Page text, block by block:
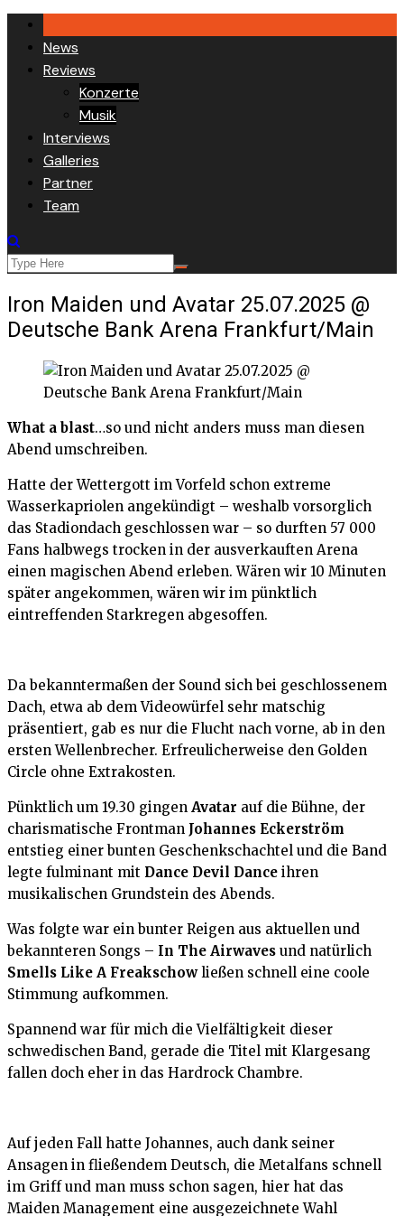
Skip
content
News
Reviews
Konzerte
Musik
Interviews
Galleries
Partner
Team
Iron Maiden und Avatar 25.07.2025 @
Deutsche Bank Arena Frankfurt/Main
What a blast…so und nicht anders muss man diesen
Abend umschreiben.
Hatte der Wettergott im Vorfeld schon extreme
Wasserkapriolen angekündigt – weshalb vorsorglich
das Stadiondach geschlossen war – so durften 57 000
Fans halbwegs trocken in der ausverkauften Arena
einen magischen Abend erleben. Wären wir 10 Minuten
später angekommen, wären wir im pünktlich
eintreffenden Starkregen abgesoffen.
Da bekanntermaßen der Sound sich bei geschlossenem
Dach, etwa ab dem Videowürfel sehr matschig
präsentiert, gab es nur die Flucht nach vorne, ab in den
ersten Wellenbrecher. Erfreulicherweise den Golden
Circle ohne Extrakosten.
Pünktlich um 19.30 gingen Avatar auf die Bühne, der
charismatische Frontman Johannes Eckerström
entstieg einer bunten Geschenkschachtel und die Band
legte fulminant mit Dance Devil Dance ihren
musikalischen Grundstein des Abends.
Was folgte war ein bunter Reigen aus aktuellen und
bekannteren Songs – In The Airwaves und natürlich
Smells Like A Freakschowließen schnell eine coole
Stimmung aufkommen.
Spannend war für mich die Vielfältigkeit dieser
schwedischen Band, gerade die Titel mit Klargesang
fallen doch eher in das Hardrock Chambre.
Auf jeden Fall hatte Johannes, auch dank seiner
Ansagen in fließendem Deutsch, die Metalfans schnell
im Griff und man muss schon sagen, hier hat das
Maiden Management eine ausgezeichnete Wahl